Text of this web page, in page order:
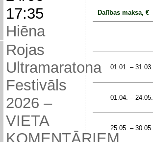
17:35
Hiēna
Rojas
Ultramaratona
Festivāls
2026 –
VIETA
KOMENTĀRIEM
Dalības maksa, €
01.01. – 31.03.
01.04. – 24.05.
25.05. – 30.05.